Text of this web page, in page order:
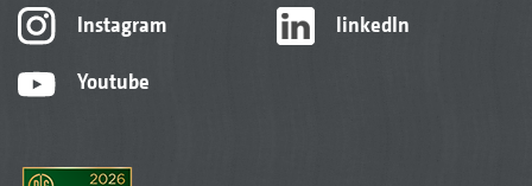
Instagram
Youtube
linkedIn